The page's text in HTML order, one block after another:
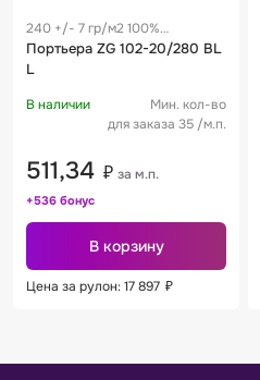
240 +/- 7 гр/м2 100%
полиэстер
Портьера ZG 102-20/280 BL
L
В наличии
Мин. кол-во
для заказа 35 /м.п.
511,34 ₽ за м.п.
+536 бонус
В корзину
Цена за рулон: 17 897 ₽